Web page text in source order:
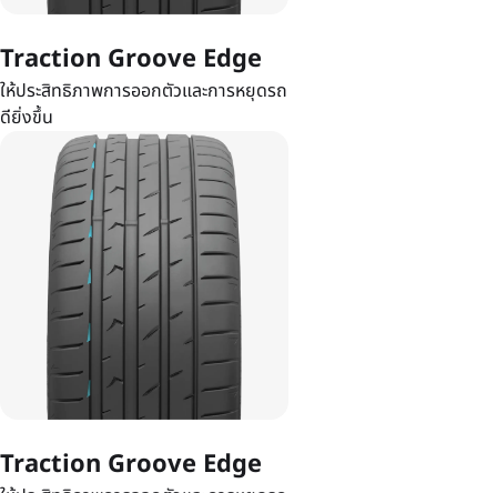
Traction Groove Edge
ให้ประสิทธิภาพการออกตัวและการหยุดรถ
ดียิ่งขึ้น
Traction Groove Edge